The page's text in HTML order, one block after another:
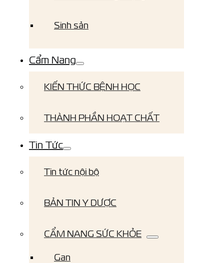
Sinh sản
Cẩm Nang
KIẾN THỨC BỆNH HỌC
THÀNH PHẦN HOẠT CHẤT
Tin Tức
Tin tức nội bộ
BẢN TIN Y DƯỢC
CẨM NANG SỨC KHỎE
Gan